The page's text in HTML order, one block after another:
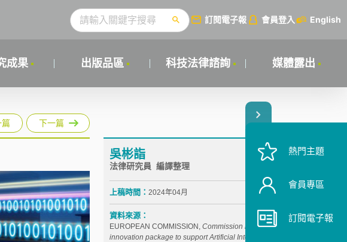
訂閱電子報 會員登入 English
成果 出版品區 科技法律諮詢 媒體露出
篇 下一篇
吳彬詣
法律研究員 編譯整理
上稿時間： 2024年04月
資料來源：
EUROPEAN COMMISSION, Commission launches AI
innovation package to support Artificial Intelligence
熱門主題
會員專區
訂閱電子報